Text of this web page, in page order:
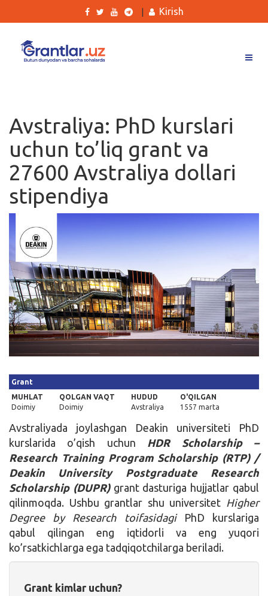
Ishlar
Kurslar
Blog
Yana
Qidirish
Kirish
Kirish
Avstraliya: PhD kurslari
uchun to’liq grant va
27600 Avstraliya dollari
stipendiya
Grant
MUHLAT
Doimiy
QOLGAN VAQT
Doimiy
HUDUD
Avstraliya
O'QILGAN
1557 marta
Avstraliyada joylashgan Deakin universiteti PhD
kurslarida o’qish uchun HDR Scholarship –
Research Training Program Scholarship (RTP) /
Deakin University Postgraduate Research
Scholarship (DUPR)grant dasturiga hujjatlar qabul
qilinmoqda. Ushbu grantlar shu universitet Higher
Degree by Research toifasidagiPhD kurslariga
qabul qilingan eng iqtidorli va eng yuqori
ko’rsatkichlarga ega tadqiqotchilarga beriladi.
Grant kimlar uchun?